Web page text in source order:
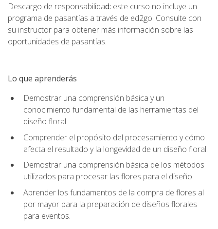
Descargo de responsabilidad: este curso no incluye un
programa de pasantías a través de ed2go. Consulte con
su instructor para obtener más información sobre las
oportunidades de pasantías.
Lo que aprenderás
Demostrar una comprensión básica y un
conocimiento fundamental de las herramientas del
diseño floral.
Comprender el propósito del procesamiento y cómo
afecta el resultado y la longevidad de un diseño floral.
Demostrar una comprensión básica de los métodos
utilizados para procesar las flores para el diseño.
Aprender los fundamentos de la compra de flores al
por mayor para la preparación de diseños florales
para eventos.